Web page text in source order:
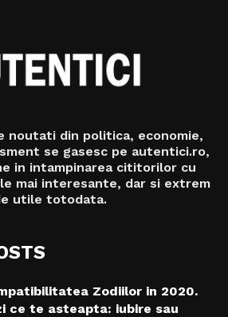
noutati din politica, economie,
se gasesc pe autentici.ro,
in intampinarea cititorilor cu
mai interesante, dar si extrem
utile totodata.
Zodiilor in 2020.
ce te asteapta: iubire sau